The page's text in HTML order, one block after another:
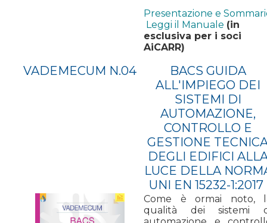
Presentazione e
Leggi il Manuale (in
esclusiva per i soci
AiCARR)
VADEMECUM N.04
BACS GUIDA
ALL'IMPIEGO DEI
SISTEMI DI
AUTOMAZIONE,
CONTROLLO E
GESTIONE
DEGLI EDIFICI
LUCE DELLA
UNI EN 15232-1:2017
Come è ormai noto,
qualità dei sistemi